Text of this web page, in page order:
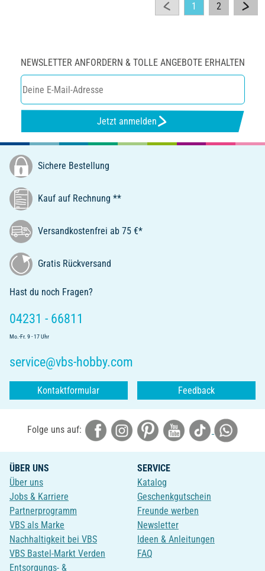
1 2
NEWSLETTER ANFORDERN & TOLLE ANGEBOTE ERHALTEN
Jetzt anmelden
Sichere Bestellung
Kauf auf Rechnung **
Versandkostenfrei ab 75 €*
Gratis Rückversand
Hast du noch Fragen?
04231 - 66811
Mo.-Fr. 9 - 17 Uhr
service@vbs-hobby.com
Kontaktformular Feedback
Folge uns auf:
ÜBER UNS
Über uns
Jobs & Karriere
Partnerprogramm
VBS als Marke
Nachhaltigkeit bei VBS
VBS Bastel-Markt Verden
Entsorgungs- &
SERVICE
Katalog
Geschenkgutschein
Freunde werben
Newsletter
Ideen & Anleitungen
FAQ